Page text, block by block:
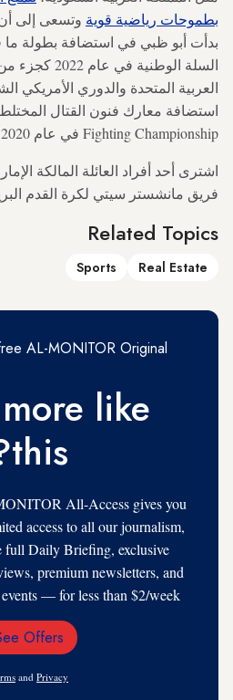
بطموحات رياضية قوية وتسعى إلى
بدأت أبو ظبي في استضافة بطولة
السلة الوطنية
العربية المتحدة والدوري الأمريكي
Fighting Championship في عام 2020 أثناء جائحة COVID-19
اشترى أحد أفراد العائلة المالكة
فريق مانشستر سيتي لكرة القدم
Related Topics
Real Estate
Sports
AL-MONITOR Original
like
this?
All-Access gives you
access to all our journalism,
full Daily Briefing, exclusive
premium newsletters, and
— for less than $2/week.
Offers
and Privacy